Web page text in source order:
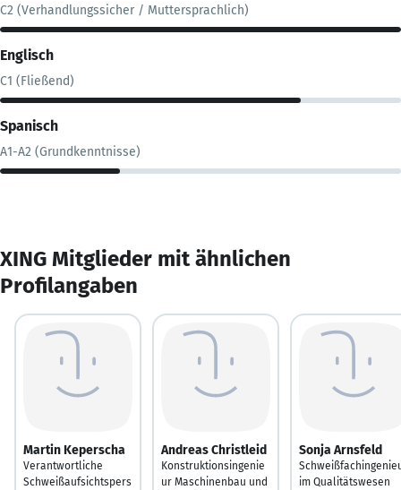
C2 (Verhandlungssicher / Muttersprachlich)
Englisch
C1 (Fließend)
Spanisch
A1-A2 (Grundkenntnisse)
XING Mitglieder mit ähnlichen
Profilangaben
Martin Keperscha
Verantwortliche
Schweißaufsichtspers
Andreas Christleid
Konstruktionsingenie
ur Maschinenbau und
Sonja Arnsfeld
im Qualitätswesen